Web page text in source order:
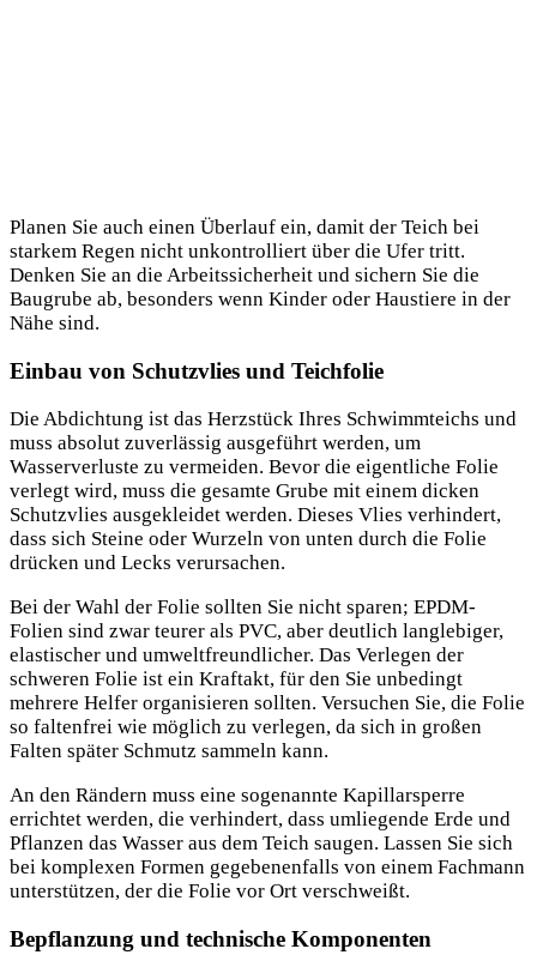
Planen Sie auch einen Überlauf ein, damit der Teich bei
starkem Regen nicht unkontrolliert über die Ufer tritt.
Denken Sie an die Arbeitssicherheit und sichern Sie die
Baugrube ab, besonders wenn Kinder oder Haustiere in der
Nähe sind.
Einbau von Schutzvlies und Teichfolie
Die Abdichtung ist das Herzstück Ihres Schwimmteichs und
muss absolut zuverlässig ausgeführt werden, um
Wasserverluste zu vermeiden. Bevor die eigentliche Folie
verlegt wird, muss die gesamte Grube mit einem dicken
Schutzvlies ausgekleidet werden. Dieses Vlies verhindert,
dass sich Steine oder Wurzeln von unten durch die Folie
drücken und Lecks verursachen.
Bei der Wahl der Folie sollten Sie nicht sparen; EPDM-
Folien sind zwar teurer als PVC, aber deutlich langlebiger,
elastischer und umweltfreundlicher. Das Verlegen der
schweren Folie ist ein Kraftakt, für den Sie unbedingt
mehrere Helfer organisieren sollten. Versuchen Sie, die Folie
so faltenfrei wie möglich zu verlegen, da sich in großen
Falten später Schmutz sammeln kann.
An den Rändern muss eine sogenannte Kapillarsperre
errichtet werden, die verhindert, dass umliegende Erde und
Pflanzen das Wasser aus dem Teich saugen. Lassen Sie sich
bei komplexen Formen gegebenenfalls von einem Fachmann
unterstützen, der die Folie vor Ort verschweißt.
Bepflanzung und technische Komponenten